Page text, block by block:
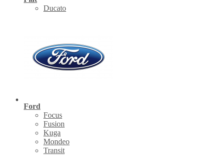
Ducato
Ford
Focus
Fusion
Kuga
Mondeo
Transit